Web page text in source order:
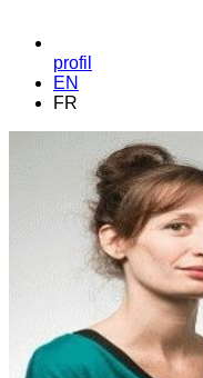
profil
EN
FR